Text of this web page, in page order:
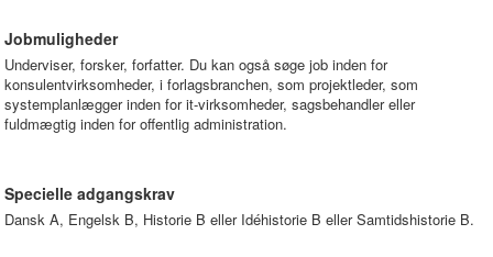
Jobmuligheder
Underviser, forsker, forfatter. Du kan også søge job inden for
konsulentvirksomheder, i forlagsbranchen, som projektleder, som
systemplanlægger inden for it-virksomheder, sagsbehandler eller
fuldmægtig inden for offentlig administration.
Specielle adgangskrav
Dansk A, Engelsk B, Historie B eller Idéhistorie B eller Samtidshistorie B.